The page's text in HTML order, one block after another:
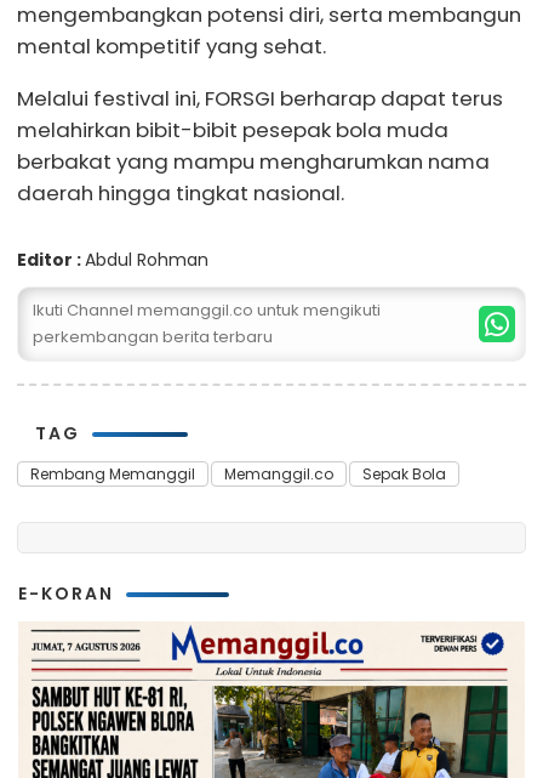
mengembangkan potensi diri, serta membangun
mental kompetitif yang sehat.
Melalui festival ini, FORSGI berharap dapat terus
melahirkan bibit-bibit pesepak bola muda
berbakat yang mampu mengharumkan nama
daerah hingga tingkat nasional.
Editor :Abdul Rohman
Ikuti Channel memanggil.co untuk mengikuti
perkembangan berita terbaru
TAG
Rembang Memanggil Memanggil.co Sepak Bola
E-KORAN